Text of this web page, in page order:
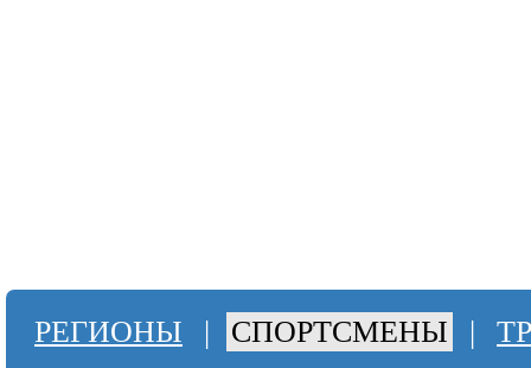
РЕГИОНЫ | СПОРТСМЕНЫ |